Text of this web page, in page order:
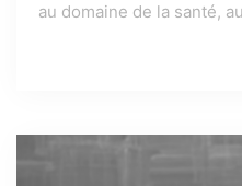
au domaine de la santé,